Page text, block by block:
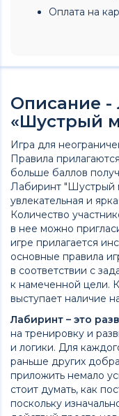
Оплата на
Описание -
«Шустрый
Игра для
Правила
больше баллов
Лабиринт "Шустрый
увлекательная и
Количество
в нее можно
игре прилагается
основные правила
в соответствии с
к намеченной цели.
выступает наличие
Лабиринт – это
на тренировку и
и логики. Для
раньше других
приложить немало
стоит думать, как
поскольку